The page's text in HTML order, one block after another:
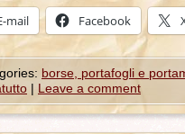
mail Facebook
borse, portafogli e
| Leave a comment